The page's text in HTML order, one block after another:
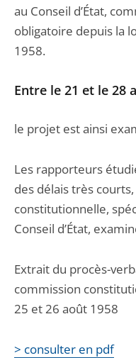
au Conseil d’État,
obligatoire depuis la
1958.
Entre le 21 et le 28
le projet est ainsi
Les rapporteurs
des délais très
constitutionnelle,
Conseil d’État,
Extrait du procès-
commission
25 et 26 août 1958
> consulter en pdf